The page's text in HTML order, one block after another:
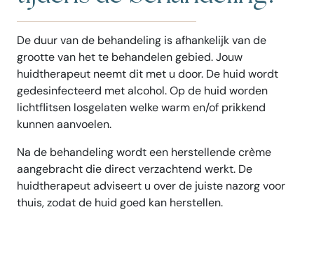
De duur van de behandeling is afhankelijk van de
grootte van het te behandelen gebied. Jouw
huidtherapeut neemt dit met u door. De huid wordt
gedesinfecteerd met alcohol. Op de huid worden
lichtflitsen losgelaten welke warm en/of prikkend
kunnen aanvoelen.
Na de behandeling wordt een herstellende crème
aangebracht die direct verzachtend werkt. De
huidtherapeut adviseert u over de juiste nazorg voor
thuis, zodat de huid goed kan herstellen.